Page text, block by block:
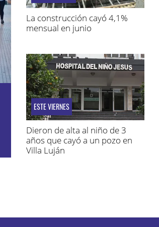
La construcción cayó 4,1%
mensual en junio
ESTE VIERNES
Dieron de alta al niño de 3
años que cayó a un pozo en
Villa Luján